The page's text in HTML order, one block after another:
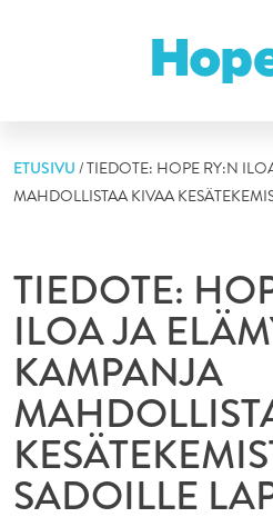
ETUSIVU /TIEDOTE: HOPE RY:N
MAHDOLLISTAA KIVAA
TIEDOTE:
ILOA JA
KAMPANJA
SADOILLE